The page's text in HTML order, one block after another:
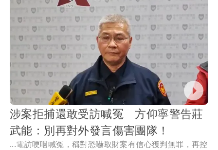
涉案拒捕還敢受訪喊冤 方仰寧警告莊
武能：別再對外發言傷害團隊！
...電訪哽咽喊冤，稱對恐嚇取財案有信心獲判無罪，再控